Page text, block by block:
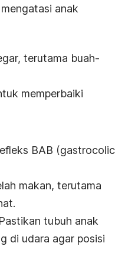
anak
terutama buah-
memperbaiki
BAB (gastrocolic
makan, terutama
tubuh anak
di udara agar posisi